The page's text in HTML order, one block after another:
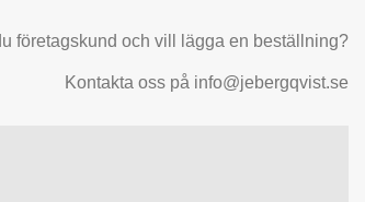
företagskund och vill lägga en beställning?
Kontakta oss på info@jebergqvist.se